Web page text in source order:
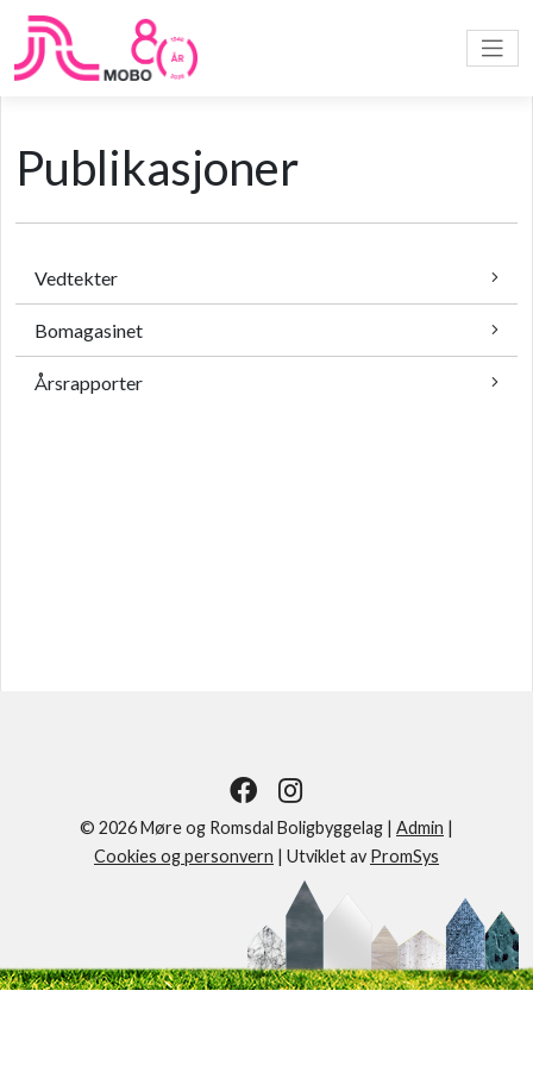
Publikasjoner
Vedtekter
Bomagasinet
Årsrapporter
© 2026 Møre og Romsdal Boligbyggelag | Admin |
Cookies og personvern | Utviklet av PromSys